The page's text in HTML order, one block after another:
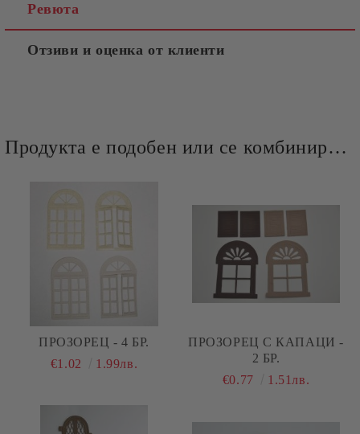
Ревюта
Отзиви и оценка от клиенти
Продукта е подобен или се комбинира добре и със следните продукти :
ПРОЗОРЕЦ - 4 БР.
€1.02
1.99лв.
ПРОЗОРЕЦ С КАПАЦИ -
2 БР.
€0.77
1.51лв.